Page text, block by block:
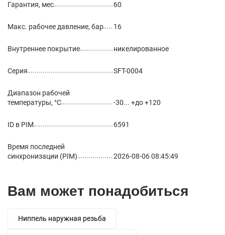
Гарантия, мес 60
Макс. рабочее давление, бар 16
Внутреннее покрытие никелированное
Серия SFT-0004
Диапазон рабочей
температуры, °С
-30... +до +120
ID в PIM 6591
Время последней
синхронизации (PIM)
2026-08-06 08:45:49
Вам может понадобиться
Ниппель наружная резьба